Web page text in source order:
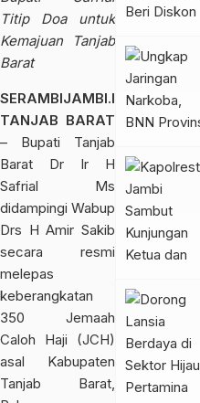
Titip Doa untuk
Kemajuan Tanjab
Barat
SERAMBIJAMBI.ID,
TANJAB BARAT
– Bupati Tanjab
Barat Dr Ir H
Safrial Ms
didampingi Wabup
Drs H Amir Sakib
secara resmi
melepas
keberangkatan
350 Jemaah
Caloh Haji (JCH)
asal Kabupaten
Tanjab Barat,